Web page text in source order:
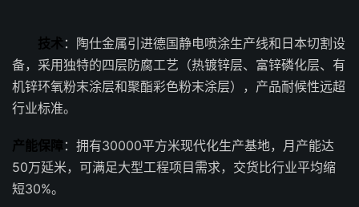
技术：陶仕金属引进德国静电喷涂生产线和日本切割设
备，采用独特的四层防腐工艺（热镀锌层、富锌磷化层、有
机锌环氧粉末涂层和聚酯彩色粉末涂层），产品耐候性远超
行业标准。
产能保障：拥有30000平方米现代化生产基地，月产能达
50万延米，可满足大型工程项目需求，交货比行业平均缩
短30%。